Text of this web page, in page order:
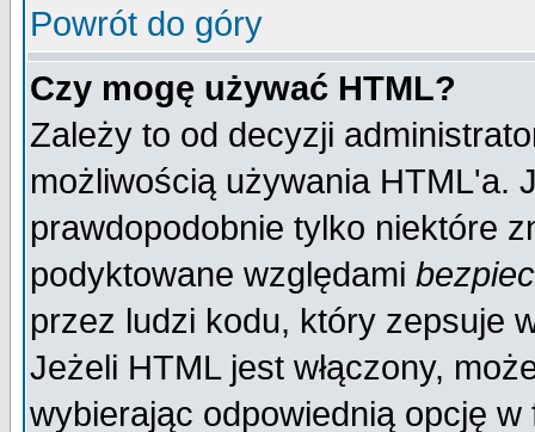
Powrót do góry
Czy mogę używać HTML?
Zależy to od decyzji
możliwością używania HTML'a.
prawdopodobnie tylko niektóre
podyktowane względami
przez ludzi kodu, który zepsuje
Jeżeli HTML jest włączony,
wybierając odpowiednią opcję w